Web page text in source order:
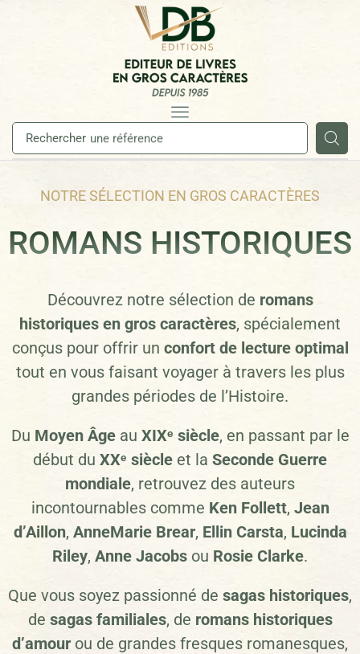
Rechercher un auteur
NOTRE SÉLECTION EN GROS CARACTÈRES
ROMANS HISTORIQUES
Découvrez notre sélection de romans
historiques en gros caractères, spécialement
conçus pour offrir un confort de lecture optimal
tout en vous faisant voyager à travers les plus
grandes périodes de l’Histoire.
Du Moyen Âgeau XIXᵉ siècle, en passant par le
début du XXᵉ siècle et la Seconde Guerre
mondiale, retrouvez des auteurs
incontournables comme Ken Follett, Jean
d’Aillon, AnneMarie Brear, Ellin Carsta, Lucinda
Riley, Anne Jacobs ou Rosie Clarke.
Que vous soyez passionné de sagas historiques,
de sagas familiales, de romans historiques
d’amour ou de grandes fresques romanesques,